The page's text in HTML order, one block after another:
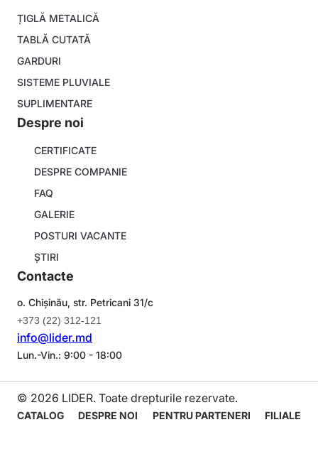
Footer
menu
ȚIGLĂ METALICĂ
TABLĂ CUTATĂ
GARDURI
SISTEME PLUVIALE
SUPLIMENTARE
Despre noi
About
company
CERTIFICATE
DESPRE COMPANIE
FAQ
GALERIE
POSTURI VACANTE
ȘTIRI
Contacte
o. Chișinău, str. Petricani 31/c
+373 (22) 312-121
info@lider.md
Lun.-Vin.: 9:00 - 18:00
© 2026 LIDER. Toate drepturile rezervate.
Navigare
CATALOG DESPRE NOI PENTRU PARTENERI FILIALE